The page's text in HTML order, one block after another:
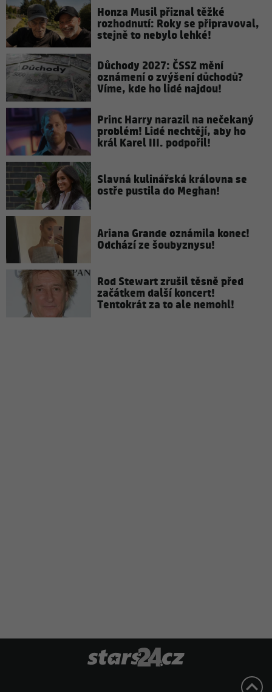
Honza Musil přiznal těžké
rozhodnutí: Roky se připravoval,
stejně to nebylo lehké!
Důchody 2027: ČSSZ mění
oznámení o zvýšení důchodů?
Víme, kde ho lidé najdou!
Princ Harry narazil na nečekaný
problém! Lidé nechtějí, aby ho
král Karel III. podpořil!
Slavná kulinářská královna se
ostře pustila do Meghan!
Ariana Grande oznámila konec!
Odchází ze šoubyznysu!
Rod Stewart zrušil těsně před
začátkem další koncert!
Tentokrát za to ale nemohl!